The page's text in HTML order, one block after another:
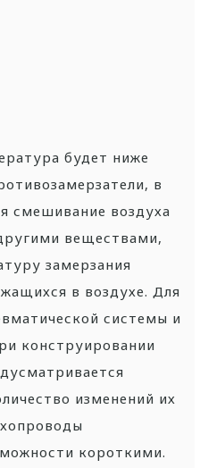
будет ниже
в
смешивание воздуха
веществами,
замерзания
в воздухе. Для
системы и
конструировании
изменений их
короткими.